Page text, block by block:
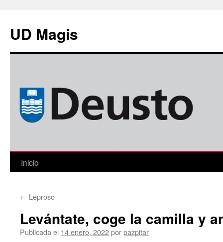
contenido
UD Magis
Inicio
← Leproso
Levántate, coge la camilla y
Publicada el 14 enero, 2022porpazpitar